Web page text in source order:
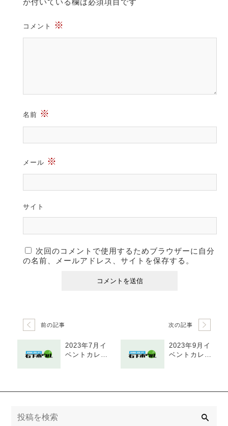
コメント ※
名前 ※
メール ※
サイト
次回のコメントで使用するためブラウザーに自分
の名前、メールアドレス、サイトを保存する。
前の記事
2023年7月イ
ベントカレン
次の記事
2023年9月イ
ベントカレン